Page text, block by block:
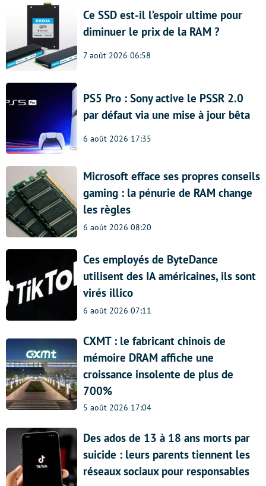
Ce SSD est-il l’espoir ultime pour
diminuer le prix de la RAM ?
7 août 2026 06:58
PS5 Pro : Sony active le PSSR 2.0
par défaut via une mise à jour bêta
6 août 2026 17:35
Microsoft efface ses propres conseils
gaming : la pénurie de RAM change
les règles
6 août 2026 08:20
Ces employés de ByteDance
utilisent des IA américaines, ils sont
virés illico
6 août 2026 07:11
CXMT : le fabricant chinois de
mémoire DRAM affiche une
croissance insolente de plus de
700%
5 août 2026 17:04
Des ados de 13 à 18 ans morts par
suicide : leurs parents tiennent les
réseaux sociaux pour responsables